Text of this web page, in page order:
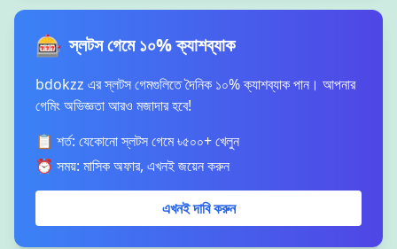
🎰 স্লটস গেমে ১০% ক্যাশব্যাক
bdokzz এর স্লটস গেমগুলিতে দৈনিক ১০% ক্যাশব্যাক পান। আপনার
গেমিং অভিজ্ঞতা আরও মজাদার হবে!
📋 শর্ত: যেকোনো স্লটস গেমে ৳৫০০+ খেলুন
⏰ সময়: মাসিক অফার, এখনই জয়েন করুন
এখনই দাবি করুন